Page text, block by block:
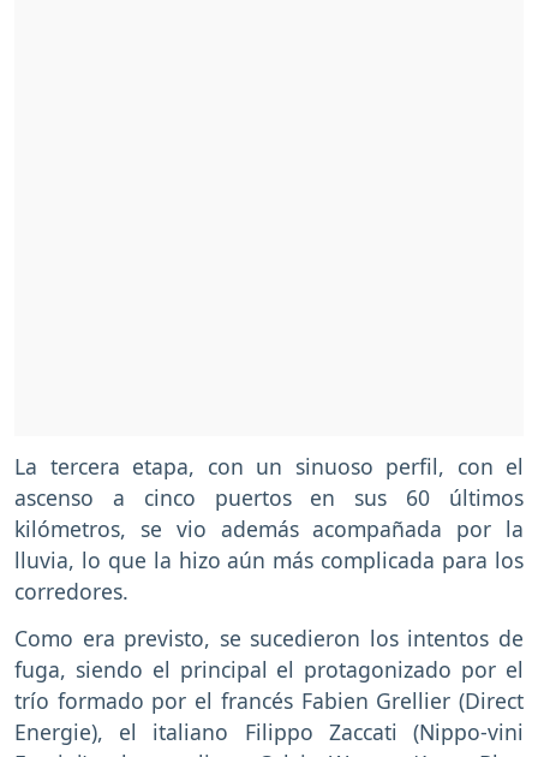
La tercera etapa, con un sinuoso perfil, con el
ascenso a cinco puertos en sus 60 últimos
kilómetros, se vio además acompañada por la
lluvia, lo que la hizo aún más complicada para los
corredores.
Como era previsto, se sucedieron los intentos de
fuga, siendo el principal el protagonizado por el
trío formado por el francés Fabien Grellier (Direct
Energie), el italiano Filippo Zaccati (Nippo-vini